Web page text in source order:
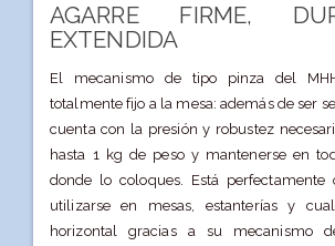
AGARRE FIRME,
EXTENDIDA
El mecanismo de tipo pinza del
totalmente fijo a la mesa: además de ser
cuenta con la presión y robustez
hasta 1 kg de peso y mantenerse en
donde lo coloques. Está perfectamente
utilizarse en mesas, estanterías y
horizontal gracias a su mecanismo